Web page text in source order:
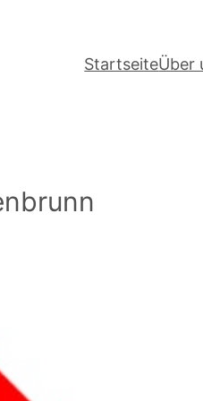
StartseiteÜber